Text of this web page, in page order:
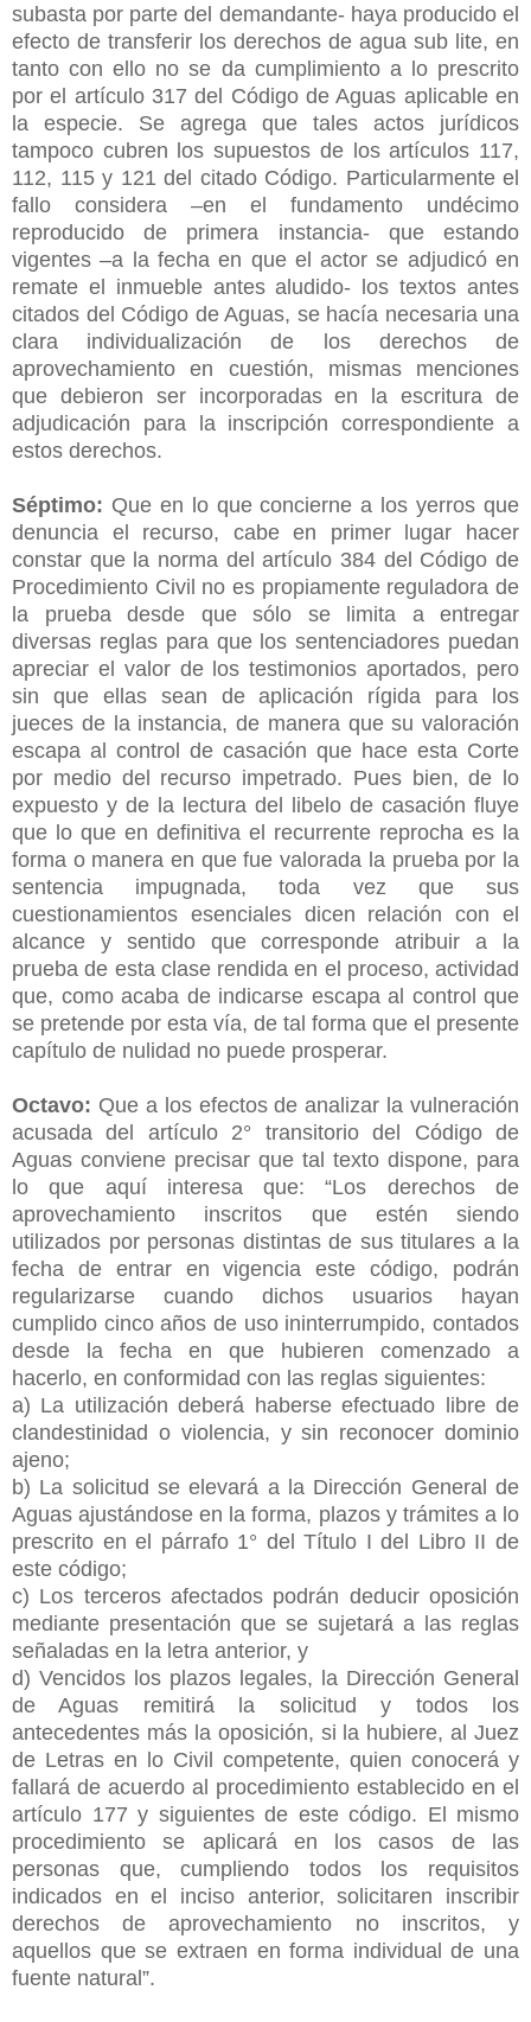
subasta por parte del demandante- haya producido el
efecto de transferir los derechos de agua sub lite, en
tanto con ello no se da cumplimiento a lo prescrito
por el artículo 317 del Código de Aguas aplicable en
la especie. Se agrega que tales actos jurídicos
tampoco cubren los supuestos de los artículos 117,
112, 115 y 121 del citado Código. Particularmente el
fallo considera –en el fundamento undécimo
reproducido de primera instancia- que estando
vigentes –a la fecha en que el actor se adjudicó en
remate el inmueble antes aludido- los textos antes
citados del Código de Aguas, se hacía necesaria una
clara individualización de los derechos de
aprovechamiento en cuestión, mismas menciones
que debieron ser incorporadas en la escritura de
adjudicación para la inscripción correspondiente a
estos derechos.
Séptimo: Que en lo que concierne a los yerros que
denuncia el recurso, cabe en primer lugar hacer
constar que la norma del artículo 384 del Código de
Procedimiento Civil no es propiamente reguladora de
la prueba desde que sólo se limita a entregar
diversas reglas para que los sentenciadores puedan
apreciar el valor de los testimonios aportados, pero
sin que ellas sean de aplicación rígida para los
jueces de la instancia, de manera que su valoración
escapa al control de casación que hace esta Corte
por medio del recurso impetrado. Pues bien, de lo
expuesto y de la lectura del libelo de casación fluye
que lo que en definitiva el recurrente reprocha es la
forma o manera en que fue valorada la prueba por la
sentencia impugnada, toda vez que sus
cuestionamientos esenciales dicen relación con el
alcance y sentido que corresponde atribuir a la
prueba de esta clase rendida en el proceso, actividad
que, como acaba de indicarse escapa al control que
se pretende por esta vía, de tal forma que el presente
capítulo de nulidad no puede prosperar.
Octavo: Que a los efectos de analizar la vulneración
acusada del artículo 2° transitorio del Código de
Aguas conviene precisar que tal texto dispone, para
lo que aquí interesa que: “Los derechos de
aprovechamiento inscritos que estén siendo
utilizados por personas distintas de sus titulares a la
fecha de entrar en vigencia este código, podrán
regularizarse cuando dichos usuarios hayan
cumplido cinco años de uso ininterrumpido, contados
desde la fecha en que hubieren comenzado a
hacerlo, en conformidad con las reglas siguientes:
a) La utilización deberá haberse efectuado libre de
clandestinidad o violencia, y sin reconocer dominio
ajeno;
b) La solicitud se elevará a la Dirección General de
Aguas ajustándose en la forma, plazos y trámites a lo
prescrito en el párrafo 1° del Título I del Libro II de
este código;
c) Los terceros afectados podrán deducir oposición
mediante presentación que se sujetará a las reglas
señaladas en la letra anterior, y
d) Vencidos los plazos legales, la Dirección General
de Aguas remitirá la solicitud y todos los
antecedentes más la oposición, si la hubiere, al Juez
de Letras en lo Civil competente, quien conocerá y
fallará de acuerdo al procedimiento establecido en el
artículo 177 y siguientes de este código. El mismo
procedimiento se aplicará en los casos de las
personas que, cumpliendo todos los requisitos
indicados en el inciso anterior, solicitaren inscribir
derechos de aprovechamiento no inscritos, y
aquellos que se extraen en forma individual de una
fuente natural”.